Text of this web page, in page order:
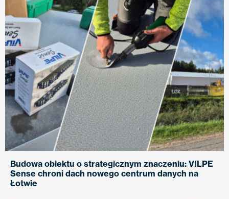
Budowa obiektu o strategicznym znaczeniu: VILPE
Sense chroni dach nowego centrum danych na
Łotwie